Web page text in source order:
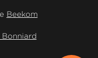
Beekom
Bonniard